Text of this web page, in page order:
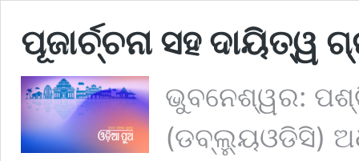
ପୂଜାର୍ଚ୍ଚନା ସହ ଦାୟିତ୍ୱ
ଭୁବନେଶ୍ୱର:
(ଡବ୍ଲ୍ୟୁଓଡିସି)